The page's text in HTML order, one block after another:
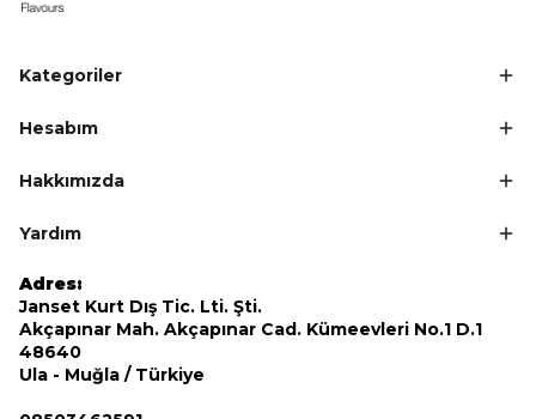
Kategoriler
Hesabım
Hakkımızda
Yardım
Adres:
Janset Kurt Dış Tic. Lti. Şti.
Akçapınar Mah. Akçapınar Cad. Kümeevleri No.1 D.1
48640
Ula - Muğla / Türkiye